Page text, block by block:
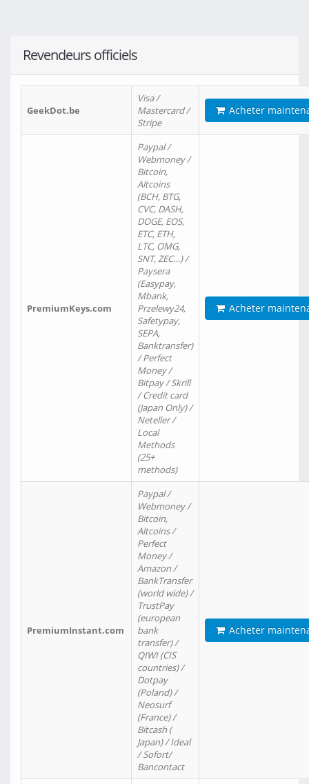
Revendeurs officiels
GeekDot.be
Visa /
Mastercard /
Stripe
Acheter
PremiumKeys.com
Paypal /
Webmoney /
Bitcoin,
Altcoins
(BCH, BTG,
CVC, DASH,
DOGE, EOS,
ETC, ETH,
LTC, OMG,
SNT, ZEC…) /
Paysera
(Easypay,
Mbank,
Przelewy24,
Safetypay,
SEPA,
Banktransfer)
/ Perfect
Money /
Bitpay / Skrill
/ Credit card
(Japan Only) /
Neteller /
Local
Methods
(25+
methods)
Acheter
PremiumInstant.com
Paypal /
Webmoney /
Bitcoin,
Altcoins /
Perfect
Money /
Amazon /
BankTransfer
(world wide) /
TrustPay
(european
bank
transfer) /
QIWI (CIS
countries) /
Dotpay
(Poland) /
Neosurf
(France) /
Bitcash (
Japan) / Ideal
/ Sofort/
Bancontact
Acheter